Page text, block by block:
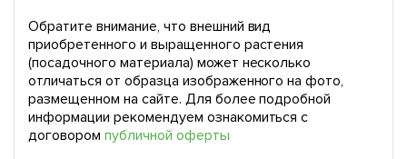
Обратите внимание, что внешний вид
приобретенного и выращенного растения
(посадочного материала) может несколько
отличаться от образца изображенного на фото,
размещенном на сайте. Для более подробной
информации рекомендуем ознакомиться с
договором публичной оферты